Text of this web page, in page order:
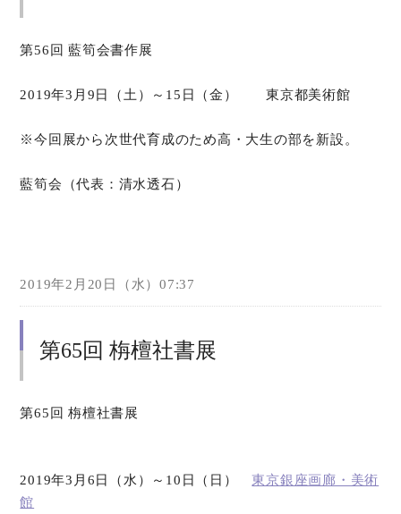
第56回 藍筍会書作展
2019年3月9日（土）～15日（金） 東京都美術館
※今回展から次世代育成のため高・大生の部を新設。
藍筍会（代表：清水透石）
2019年2月20日（水）07:37
第65回 栴檀社書展
第65回 栴檀社書展
2019年3月6日（水）～10日（日）東京銀座画廊・美術
館